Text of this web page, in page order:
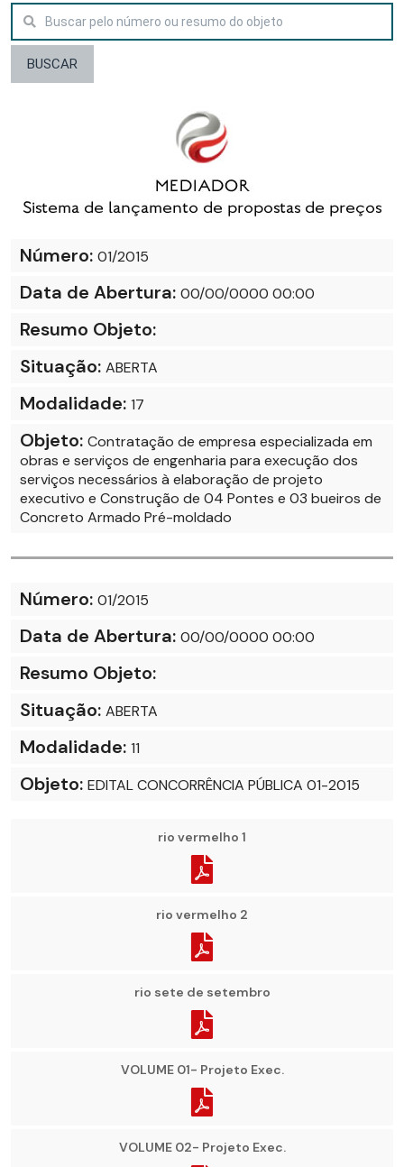
BUSCAR
Número: 01/2015
Data de Abertura: 00/00/0000 00:00
Resumo Objeto:
Situação: ABERTA
Modalidade: 17
Objeto: Contratação de empresa especializada em
obras e serviços de engenharia para execução dos
serviços necessários à elaboração de projeto
executivo e Construção de 04 Pontes e 03 bueiros de
Concreto Armado Pré-moldado
Número: 01/2015
Data de Abertura: 00/00/0000 00:00
Resumo Objeto:
Situação: ABERTA
Modalidade: 11
Objeto: EDITAL CONCORRÊNCIA PÚBLICA 01-2015
rio vermelho 1
rio vermelho 2
rio sete de setembro
VOLUME 01- Projeto Exec.
VOLUME 02- Projeto Exec.